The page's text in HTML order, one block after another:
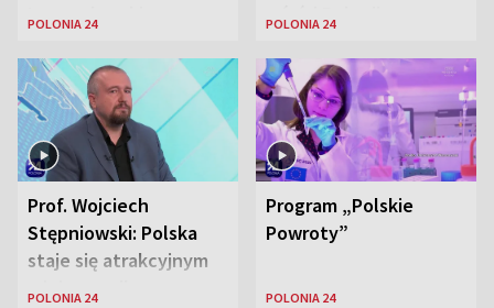
Lewandowskiego w
Zjednoczonych
POLONIA 24
wśród Polonii
POLONIA 24
Prof. Wojciech
Stępniowski: Polska
staje się atrakcyjnym
miejscem dla
POLONIA 24
Program „Polskie
Powroty”
POLONIA 24